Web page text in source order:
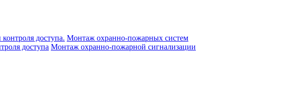
доступа. Монтаж охранно-пожарных систем
доступа Монтаж охранно-пожарной сигнализации